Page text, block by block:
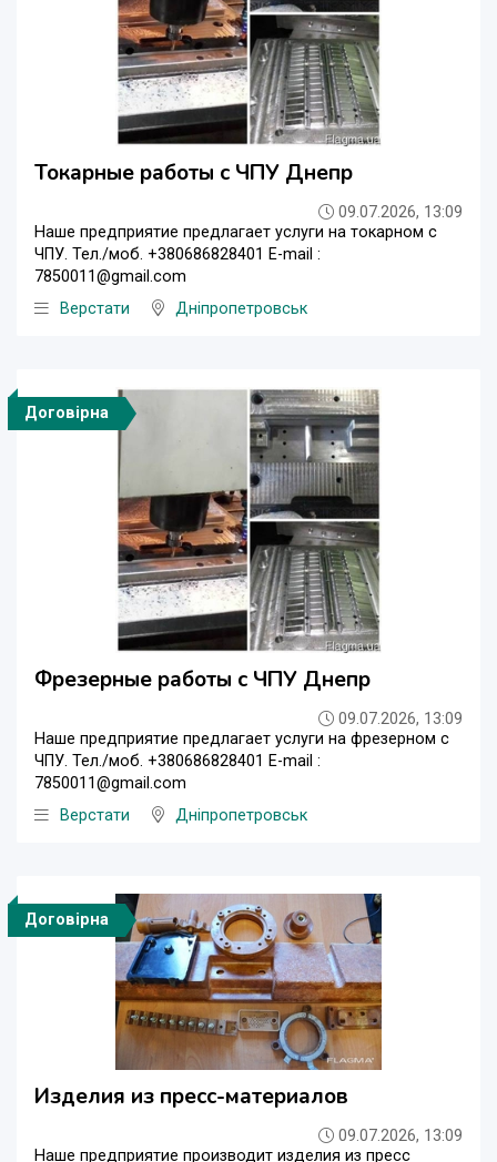
Токарные работы с ЧПУ Днепр
09.07.2026, 13:09
Наше предприятие предлагает услуги на токарном с
ЧПУ. Тел./моб. +380686828401 E-mail :
7850011@gmail.com
Верстати
Дніпропетровськ
Договірна
Фрезерные работы с ЧПУ Днепр
09.07.2026, 13:09
Наше предприятие предлагает услуги на фрезерном с
ЧПУ. Тел./моб. +380686828401 E-mail :
7850011@gmail.com
Верстати
Дніпропетровськ
Договірна
Изделия из пресс-материалов
09.07.2026, 13:09
Наше предприятие производит изделия из пресс